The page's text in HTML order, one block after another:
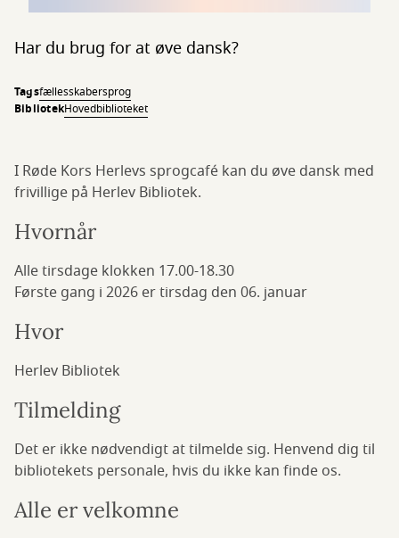
Har du brug for at øve dansk?
Tagsfællesskabersprog
BibliotekHovedbiblioteket
I Røde Kors Herlevs sprogcafé kan du øve dansk med
frivillige på Herlev Bibliotek.
Hvornår
Alle tirsdage klokken 17.00-18.30
Første gang i 2026 er tirsdag den 06. januar
Hvor
Herlev Bibliotek
Tilmelding
Det er ikke nødvendigt at tilmelde sig. Henvend dig til
bibliotekets personale, hvis du ikke kan finde os.
Alle er velkomne